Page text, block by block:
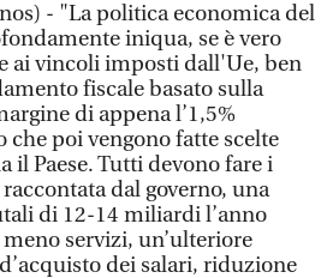
- "La politica economica del
iniqua, se è vero
ai vincoli imposti dall'Ue, ben
fiscale basato sulla
di appena l’1,5%
che poi vengono fatte scelte
il Paese. Tutti devono fare i
dal governo, una
di 12-14 miliardi l’anno
servizi, un’ulteriore
dei salari, riduzione